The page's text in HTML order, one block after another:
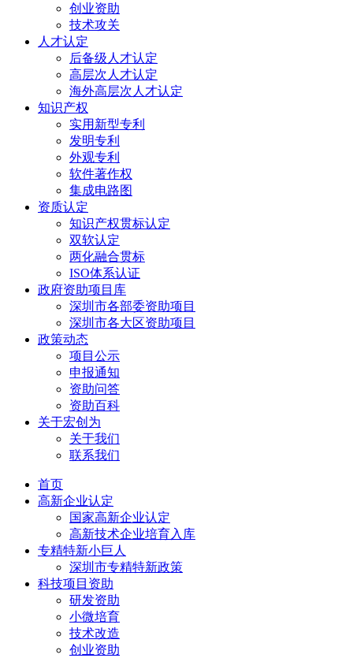
创业资助
技术攻关
人才认定
后备级人才认定
高层次人才认定
海外高层次人才认定
知识产权
实用新型专利
发明专利
外观专利
软件著作权
集成电路图
资质认定
知识产权贯标认定
双软认定
两化融合贯标
ISO体系认证
政府资助项目库
深圳市各部委资助项目
深圳市各大区资助项目
政策动态
项目公示
申报通知
资助问答
资助百科
关于宏创为
关于我们
联系我们
首页
高新企业认定
国家高新企业认定
高新技术企业培育入库
专精特新小巨人
深圳市专精特新政策
科技项目资助
研发资助
小微培育
技术改造
创业资助